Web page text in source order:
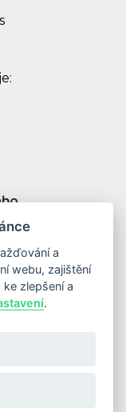
newsletter
s.r.o.a
webu, zajištění
zlepšení a
.